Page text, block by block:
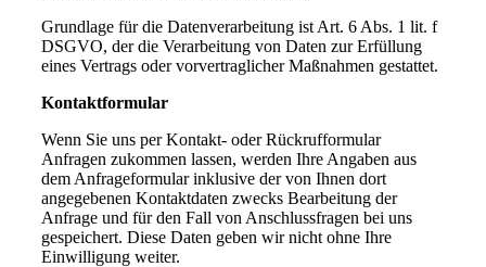
Grundlage für die Datenverarbeitung ist Art. 6 Abs. 1 lit. f
DSGVO, der die Verarbeitung von Daten zur Erfüllung
eines Vertrags oder vorvertraglicher Maßnahmen gestattet.
Kontaktformular
Wenn Sie uns per Kontakt- oder Rückrufformular
Anfragen zukommen lassen, werden Ihre Angaben aus
dem Anfrageformular inklusive der von Ihnen dort
angegebenen Kontaktdaten zwecks Bearbeitung der
Anfrage und für den Fall von Anschlussfragen bei uns
gespeichert. Diese Daten geben wir nicht ohne Ihre
Einwilligung weiter.